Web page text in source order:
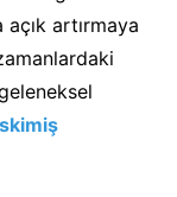
açık artırmaya